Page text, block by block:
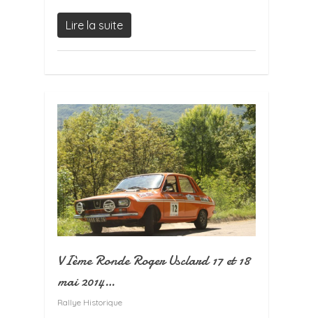
Lire la suite
VIème Ronde Roger Usclard 17 et 18
mai 2014…
Rallye Historique